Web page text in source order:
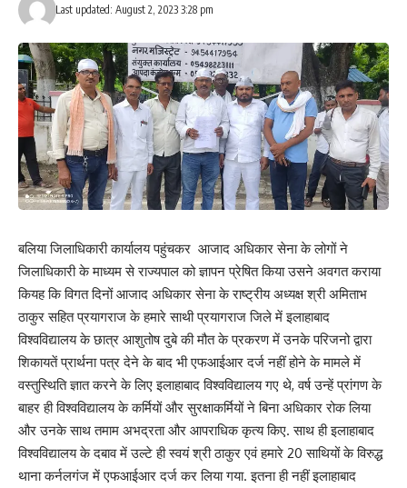
Last updated: August 2, 2023 3:28 pm
बलिया जिलाधिकारी कार्यालय पहुंचकर आजाद अधिकार सेना के लोगों ने
जिलाधिकारी के माध्यम से राज्यपाल को ज्ञापन प्रेषित किया उसने अवगत कराया
कियह कि विगत दिनों आजाद अधिकार सेना के राष्ट्रीय अध्यक्ष श्री अमिताभ
ठाकुर सहित प्रयागराज के हमारे साथी प्रयागराज जिले में इलाहाबाद
विश्वविद्यालय के छात्र आशुतोष दुबे की मौत के प्रकरण में उनके परिजनो द्वारा
शिकायतें प्रार्थना पत्र देने के बाद भी एफआईआर दर्ज नहीं होने के मामले में
वस्तुस्थिति ज्ञात करने के लिए इलाहाबाद विश्वविद्यालय गए थे, वर्ष उन्हें प्रांगण के
बाहर ही विश्वविद्यालय के कर्मियों और सुरक्षाकर्मियों ने बिना अधिकार रोक लिया
और उनके साथ तमाम अभद्रता और आपराधिक कृत्य किए. साथ ही इलाहाबाद
विश्वविद्यालय के दबाव में उल्टे ही स्वयं श्री ठाकुर एवं हमारे 20 साथियों के विरुद्ध
थाना कर्नलगंज में एफआईआर दर्ज कर लिया गया. इतना ही नहीं इलाहाबाद